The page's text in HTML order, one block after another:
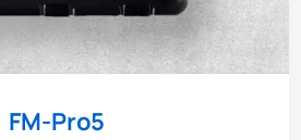
FM-Pro5